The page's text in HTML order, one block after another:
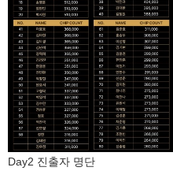
Day2 진출자 명단